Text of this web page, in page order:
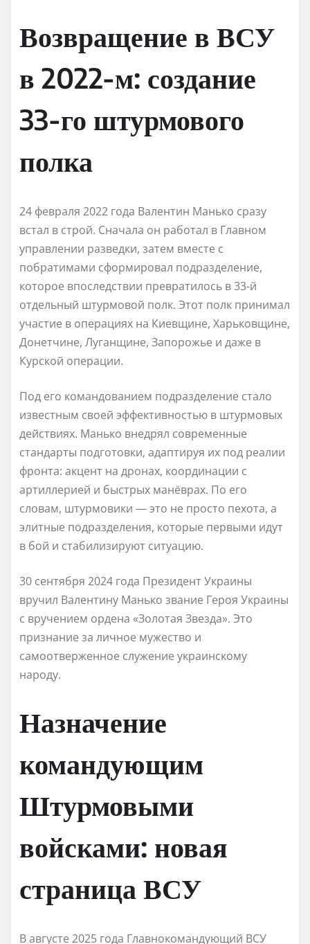
Возвращение в ВСУ
в 2022-м: создание
33-го штурмового
полка
24 февраля 2022 года Валентин Манько сразу
встал в строй. Сначала он работал в Главном
управлении разведки, затем вместе с
побратимами сформировал подразделение,
которое впоследствии превратилось в 33-й
отдельный штурмовой полк. Этот полк принимал
участие в операциях на Киевщине, Харьковщине,
Донетчине, Луганщине, Запорожье и даже в
Курской операции.
Под его командованием подразделение стало
известным своей эффективностью в штурмовых
действиях. Манько внедрял современные
стандарты подготовки, адаптируя их под реалии
фронта: акцент на дронах, координации с
артиллерией и быстрых манёврах. По его
словам, штурмовики — это не просто пехота, а
элитные подразделения, которые первыми идут
в бой и стабилизируют ситуацию.
30 сентября 2024 года Президент Украины
вручил Валентину Манько звание Героя Украины
с вручением ордена «Золотая Звезда». Это
признание за личное мужество и
самоотверженное служение украинскому
народу.
Назначение
командующим
Штурмовыми
войсками: новая
страница ВСУ
В августе 2025 года Главнокомандующий ВСУ